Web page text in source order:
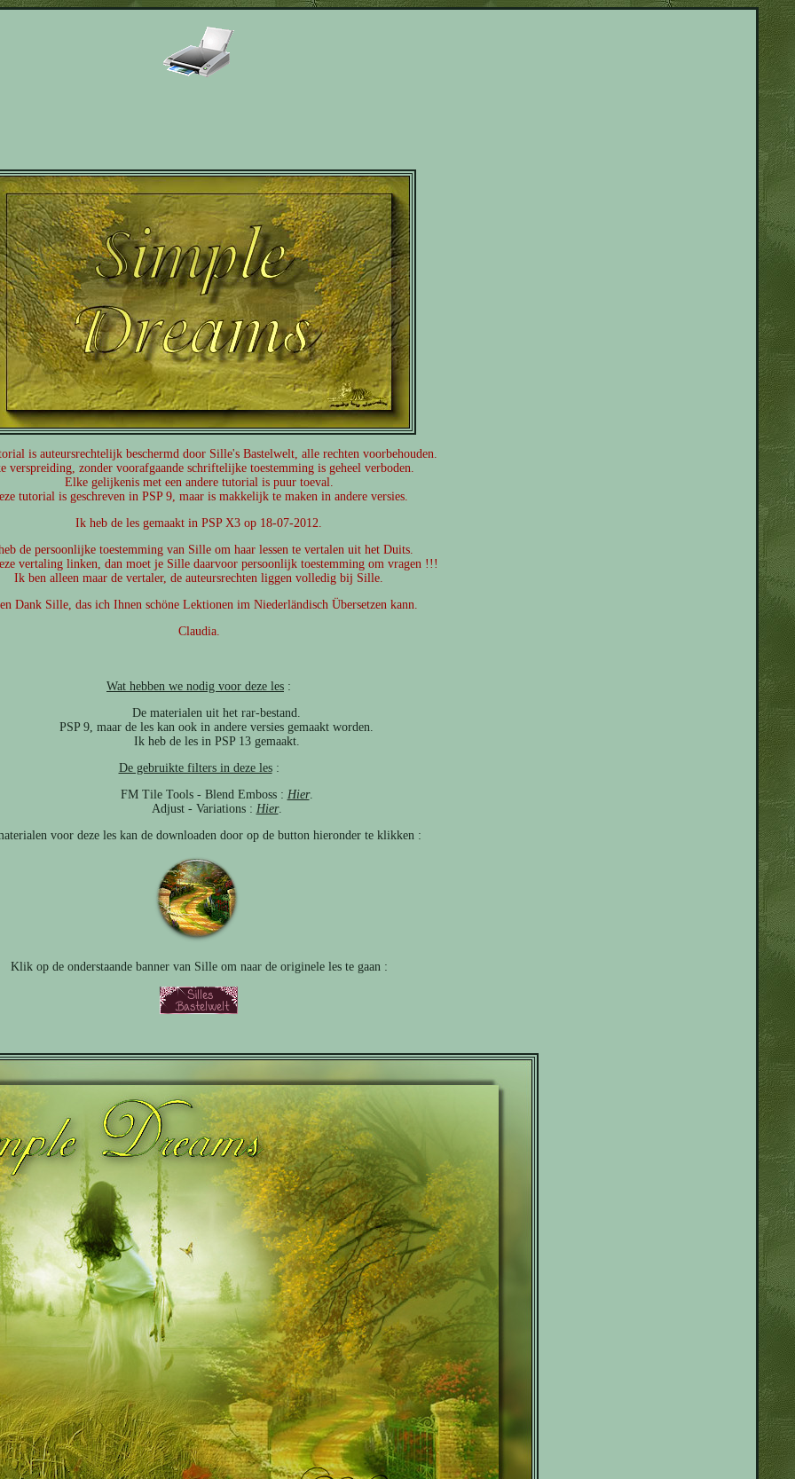
is auteursrechtelijk beschermd door Sille's Bastelwelt, alle rechten voorbehouden.
verspreiding, zonder voorafgaande schriftelijke toestemming is geheel verboden.
Elke gelijkenis met een andere tutorial is puur toeval.
tutorial is geschreven in PSP 9, maar is makkelijk te maken in andere versies.
Ik heb de les gemaakt in PSP X3 op 18-07-2012.
de persoonlijke toestemming van Sille om haar lessen te vertalen uit het Duits.
vertaling linken, dan moet je Sille daarvoor persoonlijk toestemming om vragen !!!
Ik ben alleen maar de vertaler, de auteursrechten liggen volledig bij Sille.
Dank Sille, das ich Ihnen schöne Lektionen im Niederländisch Übersetzen kann.
Claudia.
Wat hebben we nodig voor deze les :
De materialen uit het rar-bestand.
PSP 9, maar de les kan ook in andere versies gemaakt worden.
Ik heb de les in PSP 13 gemaakt.
De gebruikte filters in deze les:
FM Tile Tools - Blend Emboss : Hier.
Adjust - Variations : Hier.
voor deze les kan de downloaden door op de button hieronder te klikken :
Klik op de onderstaande banner van Sille om naar de originele les te gaan :